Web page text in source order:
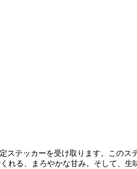
ステッカーを受け取ります。この
れる、まろやかな甘み。そして、生